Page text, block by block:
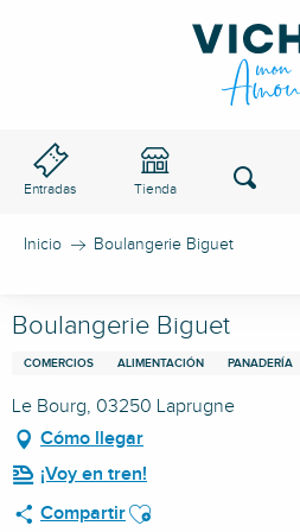
Entradas Tienda Buscar
Inicio Boulangerie Biguet
Boulangerie Biguet
COMERCIOS ALIMENTACIÓN PANADERÍA
Le Bourg, 03250 Laprugne
Cómo llegar
¡Voy en tren!
CompartirAjouter aux favoris